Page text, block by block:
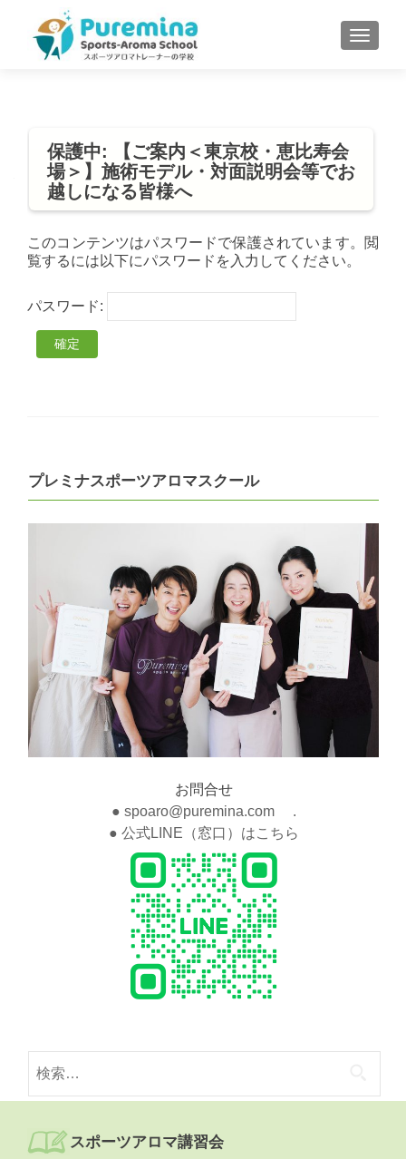
MENU
保護中: 【ご案内＜東京校・恵比寿会
場＞】施術モデル・対面説明会等でお
越しになる皆様へ
このコンテンツはパスワードで保護されています。閲
覧するには以下にパスワードを入力してください。
パスワード:
プレミナスポーツアロマスクール
お問合せ
● spoaro@puremina.com .
● 公式LINE（窓口）はこちら
索:
スポーツアロマ講習会